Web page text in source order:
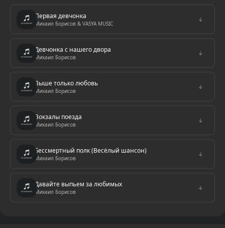
Первая девчонка
Михаил Борисов & VASYA MUSIC
↓
Девчонка с нашего двора
Михаил Борисов
↓
Выше только любовь
Михаил Борисов
↓
Вокзалы поезда
Михаил Борисов
↓
Бессмертный полк (Весёлый шансон)
Михаил Борисов
↓
Давайте выпьем за любимых
Михаил Борисов
↓